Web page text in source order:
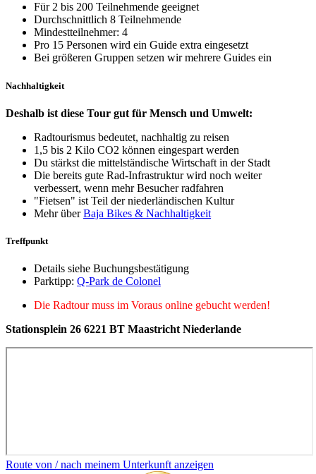
Für 2 bis 200 Teilnehmende geeignet
Durchschnittlich 8 Teilnehmende
Mindestteilnehmer: 4
Pro 15 Personen wird ein Guide extra eingesetzt
Bei größeren Gruppen setzen wir mehrere Guides ein
Nachhaltigkeit
Deshalb ist diese Tour gut für Mensch und Umwelt:
Radtourismus bedeutet, nachhaltig zu reisen
1,5 bis 2 Kilo CO2 können eingespart werden
Du stärkst die mittelständische Wirtschaft in der Stadt
Die bereits gute Rad-Infrastruktur wird noch weiter
verbessert, wenn mehr Besucher radfahren
"Fietsen" ist Teil der niederländischen Kultur
Mehr überBaja Bikes & Nachhaltigkeit
Treffpunkt
Details siehe Buchungsbestätigung
Parktipp: Q-Park de Colonel
Die Radtour muss im Voraus online gebucht werden!
Stationsplein 26 6221 BT Maastricht Niederlande
Route von / nach meinem Unterkunft anzeigen